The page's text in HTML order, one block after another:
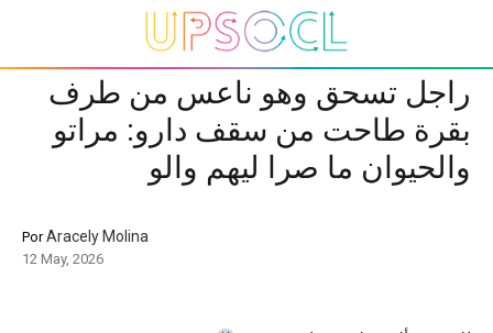
راجل تسحق وهو ناعس من طرف
بقرة طاحت من سقف دارو: مراتو
والحيوان ما صرا ليهم والو
PorAracely Molina
12 May, 2026